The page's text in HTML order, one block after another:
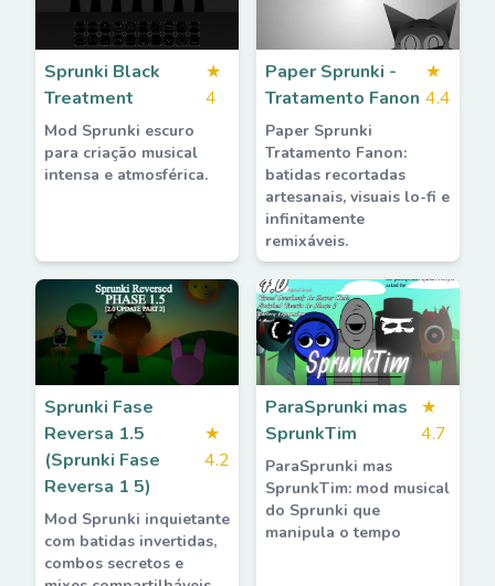
Sprunki Black
Treatment
★
4
Mod Sprunki escuro
para criação musical
intensa e atmosférica.
Paper Sprunki -
Tratamento Fanon
★
4.4
Paper Sprunki
Tratamento Fanon:
batidas recortadas
artesanais, visuais lo-fi e
infinitamente
remixáveis.
Sprunki Fase
Reversa 1.5
(Sprunki Fase
Reversa 1 5)
★
4.2
Mod Sprunki inquietante
com batidas invertidas,
combos secretos e
ParaSprunki mas
SprunkTim
★
4.7
ParaSprunki mas
SprunkTim: mod musical
do Sprunki que
manipula o tempo